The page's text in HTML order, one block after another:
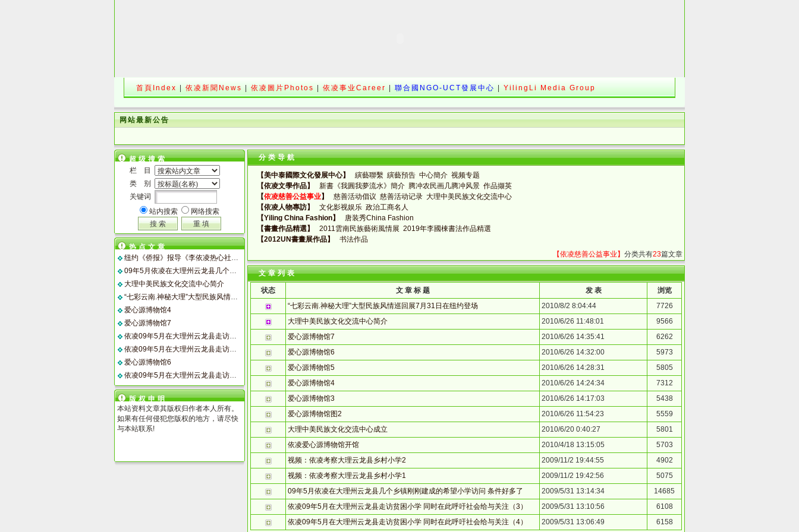
首頁Index 依凌新聞News 依凌圖片Photos 依凌事业Career 聯合國NGO-UCT發展中心 YilingLi Media Group
网站最新公告
超级搜索
栏 目
类 别
关键词
站内搜索
网络搜索
热点文章
纽约《侨报》报导《李依凌热心社区工作》
09年5月依凌在大理州云龙县几个乡镇刚刚建成的希望小学访问 条件好多了
大理中美民族文化交流中心简介
“七彩云南.神秘大理”大型民族风情巡回展7月31日在纽约登场
爱心源博物馆4
爱心源博物馆7
依凌09年5月在大理州云龙县走访贫困小学 同时在此呼吁社会给与关注（4）
依凌09年5月在大理州云龙县走访贫困小学 同时在此呼吁社会给与关注（3）
爱心源博物馆6
依凌09年5月在大理州云龙县走访贫困小学 同时在此呼吁社会给与关注（2）
版权申明
本站资料文章其版权归作者本人所有。
如果有任何侵犯您版权的地方，请尽快
与本站联系!
分类导航
【美中泰國際文化發展中心】 縯藝聯繫 縯藝預告 中心簡介 视频专题
【依凌文學作品】
新書《我圓我夢流水》簡介 腾冲农民画几腾冲风景 作品撷英
【依凌慈善公益事业】 慈善活动倡议 慈善活动记录 大理中美民族文化交流中心
【依凌人物專訪】
文化影视娱乐 政治工商名人
【Yiling China Fashion】
唐装秀China Fashion
【書畫作品精選】
2011雲南民族藝術風情展 2019年李國棟書法作品精選
【2012UN書畫展作品】
书法作品
【依凌慈善公益事业】 分类共有23篇文章
文章列表
状态 文 章 标 题 发 表
浏览
“七彩云南.神秘大理”大型民族风情巡回展7月31日在纽约登场
2010/8/2 8:04:44
7726
大理中美民族文化交流中心简介
2010/6/26 11:48:01
9566
爱心源博物馆7
2010/6/26 14:35:41
6262
爱心源博物馆6
2010/6/26 14:32:00
5973
爱心源博物馆5
2010/6/26 14:28:31
5805
爱心源博物馆4
2010/6/26 14:24:34
7312
爱心源博物馆3
2010/6/26 14:17:03
5438
爱心源博物馆图2
2010/6/26 11:54:23
5559
大理中美民族文化交流中心成立
2010/6/20 0:40:27
5801
依凌爱心源博物馆开馆
2010/4/18 13:15:05
5703
视频：依凌考察大理云龙县乡村小学2
2009/11/2 19:44:55
4902
视频：依凌考察大理云龙县乡村小学1
2009/11/2 19:42:56
5075
09年5月依凌在大理州云龙县几个乡镇刚刚建成的希望小学访问 条件好多了
2009/5/31 13:14:34
14685
依凌09年5月在大理州云龙县走访贫困小学 同时在此呼吁社会给与关注（3）
2009/5/31 13:10:56
6108
依凌09年5月在大理州云龙县走访贫困小学 同时在此呼吁社会给与关注（4）
2009/5/31 13:06:49 6158